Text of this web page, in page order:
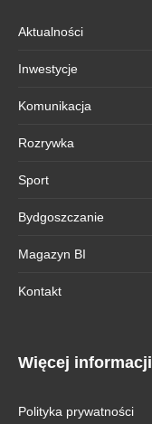
Aktualności
Inwestycje
Komunikacja
Rozrywka
Sport
Bydgoszczanie
Magazyn BI
Kontakt
Więcej informacji
Polityka prywatności